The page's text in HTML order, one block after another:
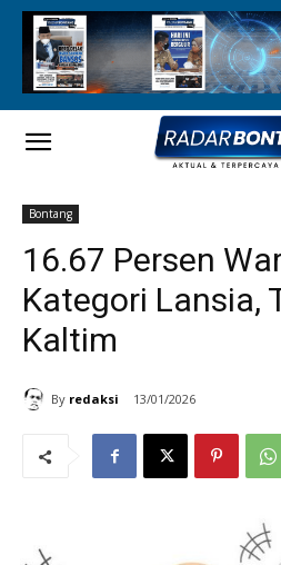
Bontang
16.67 Persen
Kategori Lansia,
Kaltim
By redaksi 13/01/2026